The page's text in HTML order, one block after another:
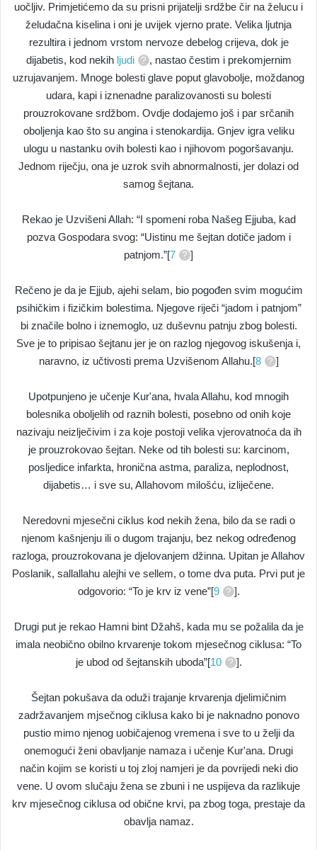
uočljiv. Primjetićemo da su prisni prijatelji srdžbe čir na želucu i
želudačna kiselina i oni je uvijek vjerno prate. Velika ljutnja
rezultira i jednom vrstom nervoze debelog crijeva, dok je
dijabetis, kod nekih ljudi
, nastao čestim i prekomjernim
uzrujavanjem. Mnoge bolesti glave poput glavobolje, moždanog
udara, kapi i iznenadne paralizovanosti su bolesti
prouzrokovane srdžbom. Ovdje dodajemo još i par srčanih
oboljenja kao što su angina i stenokardija. Gnjev igra veliku
ulogu u nastanku ovih bolesti kao i njihovom pogoršavanju.
Jednom riječju, ona je uzrok svih abnormalnosti, jer dolazi od
samog šejtana.
Rekao je Uzvišeni Allah: “I spomeni roba Našeg Ejjuba, kad
pozva Gospodara svog: “Uistinu me šejtan dotiče jadom i
patnjom.”[7 ]
Rečeno je da je Ejjub, ajehi selam, bio pogođen svim mogućim
psihičkim i fizičkim bolestima. Njegove riječi “jadom i patnjom”
bi značile bolno i iznemoglo, uz duševnu patnju zbog bolesti.
Sve je to pripisao šejtanu jer je on razlog njegovog iskušenja i,
naravno, iz učtivosti prema Uzvišenom Allahu.[8 ]
Upotpunjeno je učenje Kur'ana, hvala Allahu, kod mnogih
bolesnika oboljelih od raznih bolesti, posebno od onih koje
nazivaju neizlječivim i za koje postoji velika vjerovatnoća da ih
je prouzrokovao šejtan. Neke od tih bolesti su: karcinom,
posljedice infarkta, hronična astma, paraliza, neplodnost,
dijabetis… i sve su, Allahovom milošću, izliječene.
Neredovni mjesečni ciklus kod nekih žena, bilo da se radi o
njenom kašnjenju ili o dugom trajanju, bez nekog određenog
razloga, prouzrokovana je djelovanjem džinna. Upitan je Allahov
Poslanik, sallallahu alejhi ve sellem, o tome dva puta. Prvi put je
odgovorio: “To je krv iz vene”[9 ].
Drugi put je rekao Hamni bint Džahš, kada mu se požalila da je
imala neobično obilno krvarenje tokom mjesečnog ciklusa: “To
je ubod od šejtanskih uboda”[10 ].
Šejtan pokušava da oduži trajanje krvarenja djelimičnim
zadržavanjem mjsečnog ciklusa kako bi je naknadno ponovo
pustio mimo njenog uobičajenog vremena i sve to u želji da
onemogući ženi obavljanje namaza i učenje Kur'ana. Drugi
način kojim se koristi u toj zloj namjeri je da povrijedi neki dio
vene. U ovom slučaju žena se zbuni i ne uspijeva da razlikuje
krv mjesečnog ciklusa od obične krvi, pa zbog toga, prestaje da
obavlja namaz.